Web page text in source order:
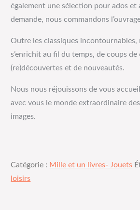
également une sélection pour ados et
demande, nous commandons
Outre les classiques
s’enrichit au fil du temps, de coups
(re)découvertes et de nouveautés.
Nous nous réjouissons de vous
avec vous le monde extraordinaire
images.
Catégorie : Mille et un livres- Jouets
loisirs